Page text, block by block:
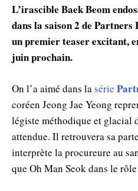
L’irascible Baek Beom
dans la saison 2 de
un premier teaser excitant,
juin prochain.
On l’a aimé dans la série
coréen Jeong Jae Yeong
légiste méthodique et glacial
attendue. Il retrouvera sa
interprète la procureure au
que Oh Man Seok dans le